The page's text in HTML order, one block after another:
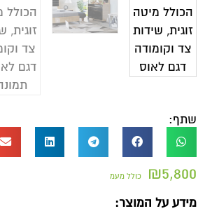
שתף:
₪5,800 כולל מעמ
מידע על המוצר: